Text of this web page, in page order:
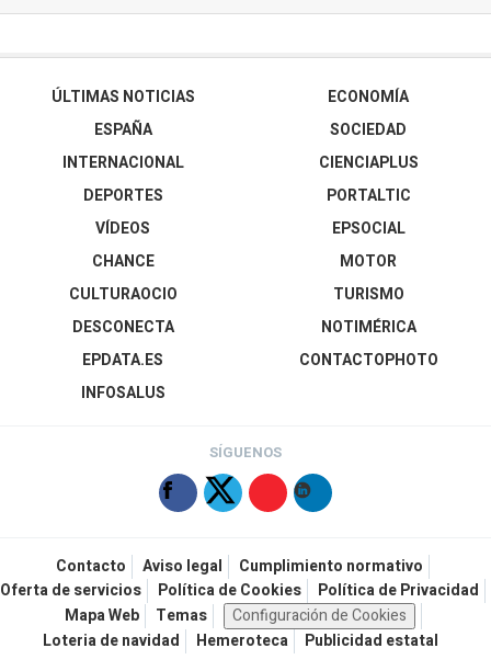
ÚLTIMAS NOTICIAS
ESPAÑA
INTERNACIONAL
DEPORTES
VÍDEOS
ECONOMÍA
SOCIEDAD
CIENCIAPLUS
PORTALTIC
EPSOCIAL
CHANCE
CULTURAOCIO
DESCONECTA
EPDATA.ES
INFOSALUS
MOTOR
TURISMO
NOTIMÉRICA
CONTACTOPHOTO
SÍGUENOS
Contacto Aviso legal
Cumplimiento normativo
Oferta de servicios
Política de Cookies
Política de Privacidad
Mapa Web
Temas
Configuración de Cookies
Loteria de navidad
Hemeroteca Publicidad estatal